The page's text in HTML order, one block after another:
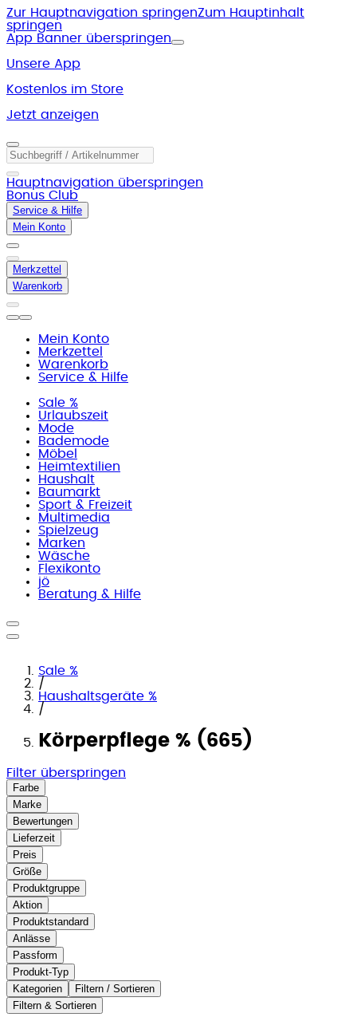
Zur Hauptnavigation springenZum Hauptinhalt
springen
App Banner überspringen
Unsere App
Kostenlos im Store
Jetzt anzeigen
Hauptnavigation überspringen
Bonus Club
Service & Hilfe
Mein Konto
Merkzettel
Warenkorb
Mein Konto
Merkzettel
Warenkorb
Service & Hilfe
Sale %
Urlaubszeit
Mode
Bademode
Möbel
Heimtextilien
Haushalt
Baumarkt
Sport & Freizeit
Multimedia
Spielzeug
Marken
Wäsche
Flexikonto
jö
Beratung & Hilfe
Sale %
/
Haushaltsgeräte %
/
Körperpflege % (665)
Filter überspringen
Farbe
Marke
Bewertungen
Lieferzeit
Preis
Größe
Produktgruppe
Aktion
Produktstandard
Anlässe
Passform
Produkt-Typ
Kategorien
Filtern / Sortieren
Filtern & Sortieren